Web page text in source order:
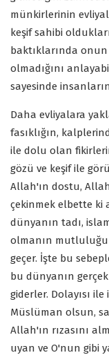
münkirlerinin
keşif sahibi
baktıklarında
olmadığını
sayesinde
Daha evliyalara
fasıklığın,
ile dolu olan
gözü ve keşif ile
Allah'ın dostu,
çekinmek elbette ki
dünyanın tadı,
olmanın mutluluğu
geçer. İşte bu
bu dünyanın
giderler. Dolayısı
Müslüman olsun,
Allah'ın rızasını
uyan ve O'nun gibi